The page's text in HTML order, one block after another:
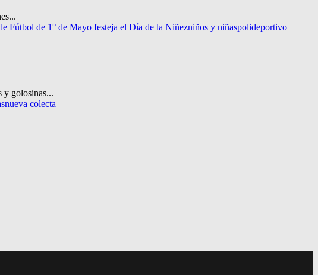
Fútbol de 1° de Mayo festeja el Día de la Niñezniños y niñaspolideportivo
y golosinas...
nueva colecta